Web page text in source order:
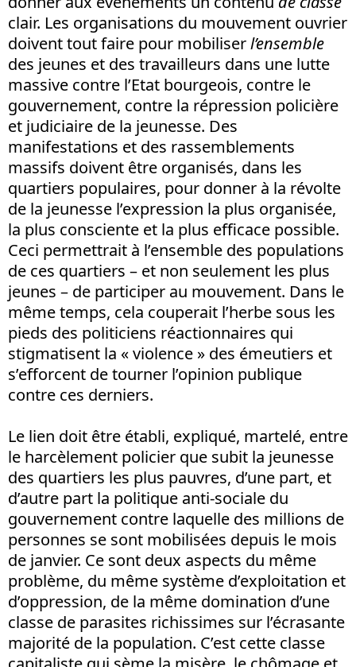
clair. Les organisations du mouvement ouvrier
doivent tout faire pour mobiliserl’ensemble
des jeunes et des travailleurs dans une lutte
massive contre l’Etat bourgeois, contre le
gouvernement, contre la répression policière
et judiciaire de la jeunesse. Des
manifestations et des rassemblements
massifs doivent être organisés, dans les
quartiers populaires, pour donner à la révolte
de la jeunesse l’expression la plus organisée,
la plus consciente et la plus efficace possible.
Ceci permettrait à l’ensemble des populations
de ces quartiers – et non seulement les plus
jeunes – de participer au mouvement. Dans le
même temps, cela couperait l’herbe sous les
pieds des politiciens réactionnaires qui
stigmatisent la « violence » des émeutiers et
s’efforcent de tourner l’opinion publique
contre ces derniers.
Le lien doit être établi, expliqué, martelé, entre
le harcèlement policier que subit la jeunesse
des quartiers les plus pauvres, d’une part, et
d’autre part la politique anti-sociale du
gouvernement contre laquelle des millions de
personnes se sont mobilisées depuis le mois
de janvier. Ce sont deux aspects du même
problème, du même système d’exploitation et
d’oppression, de la même domination d’une
classe de parasites richissimes sur l’écrasante
majorité de la population. C’est cette classe